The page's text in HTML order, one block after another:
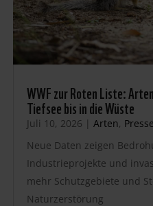
WWF zur Roten Liste:
Tiefsee bis in die Wüste
Juli 10, 2026 | Arten,
Neue Daten zeigen
Industrieprojekte und
mehr Schutzgebiete und
Naturzerstörung